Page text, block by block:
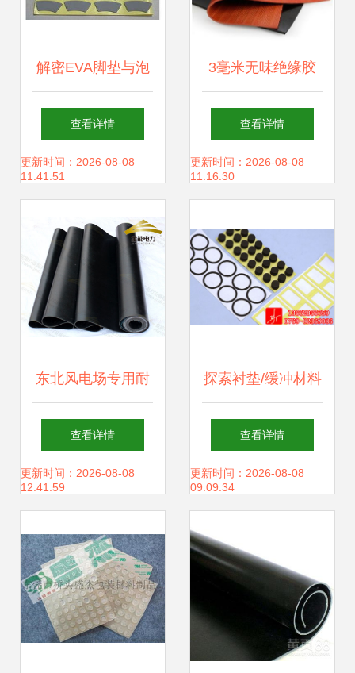
解密EVA脚垫与泡
棉 模切背胶技术打
造的高效胶垫解决
查看详情
更新时间：2026-08-08
11:41:51
3毫米无味绝缘胶
垫与电子产品胶带
购买指南
查看详情
更新时间：2026-08-08
11:16:30
东北风电场专用耐
高压胶垫（5mm）
的性能与应用分析
查看详情
更新时间：2026-08-08
12:41:59
探索衬垫/缓冲材料
世界的多重选择 聚
焦东莞市品牌厂家
查看详情
更新时间：2026-08-08
09:09:34